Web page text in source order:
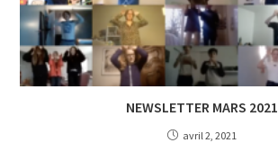
NEWSLETTER MARS 2021
avril 2, 2021